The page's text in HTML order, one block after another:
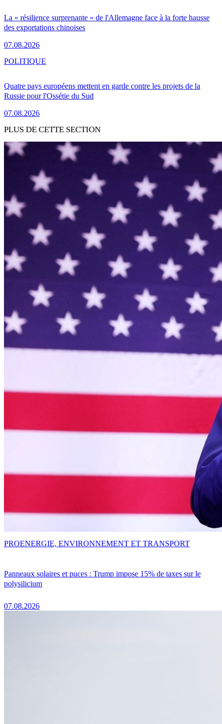
La « résilience surprenante » de l'Allemagne face à la forte hausse
des exportations chinoises
07.08.2026
Quatre pays européens mettent en garde contre les projets de la
Russie pour l'Ossétie du Sud
07.08.2026
POLITIQUE
PLUS DE CETTE SECTION
Panneaux solaires et puces : Trump impose 15% de taxes sur le
polysilicium
07.08.2026
PROENERGIE, ENVIRONNEMENT ET TRANSPORT